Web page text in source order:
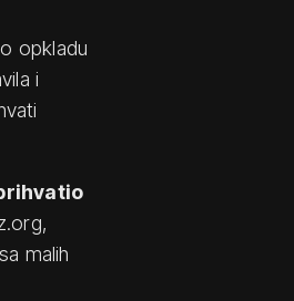
opkladu
i
malih